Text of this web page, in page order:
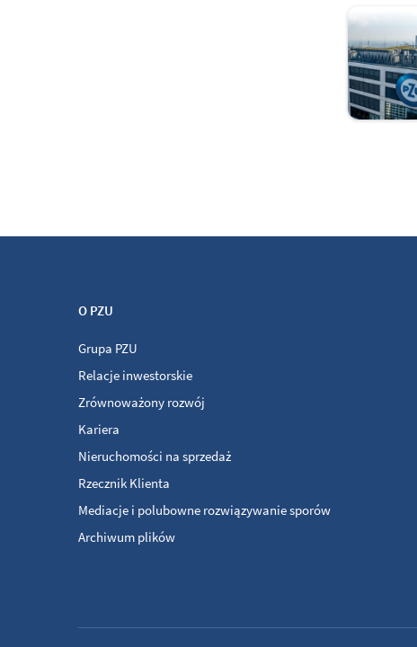
O PZU
Grupa PZU
Relacje inwestorskie
Zrównoważony rozwój
Kariera
Nieruchomości na sprzedaż
Rzecznik Klienta
Mediacje i polubowne rozwiązywanie sporów
Archiwum plików